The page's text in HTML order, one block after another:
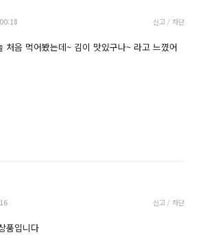
신고 / 차단
처음 먹어봤는데~ 김이 맛있구나~ 라고 느꼈어
신고 / 차단
품입니다